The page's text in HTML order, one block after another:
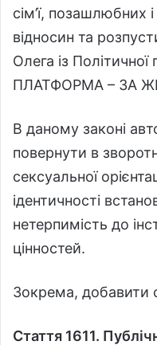
сім’ї, позашлюбних
відносин та
Олега із
ПЛАТФОРМА – ЗА
В даному законі
повернути в
сексуальної
ідентичності
нетерпимість до
цінностей.
Зокрема, добавити
Стаття 1611.